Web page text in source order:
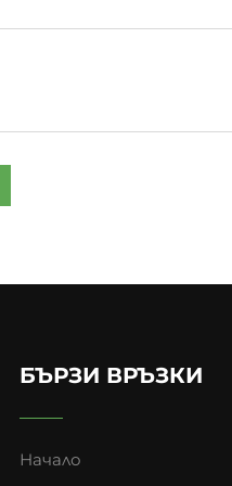
БЪРЗИ ВРЪЗКИ
Начало